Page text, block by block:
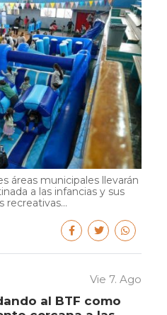
áreas municipales llevarán
a las infancias y sus
recreativas...
Vie 7. Ago
al BTF como